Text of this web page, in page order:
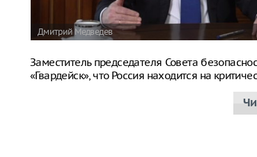
Дмитрий Медведев
Заместитель председателя Совета
«Гвардейск», что Россия находится на